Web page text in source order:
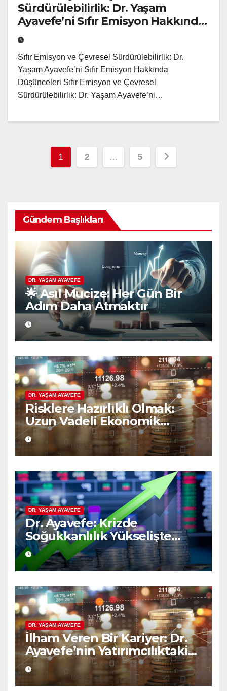
Sürdürülebilirlik: Dr. Yaşam
Ayavefe’ni Sıfır Emisyon Hakkında
Düşünceleri
Sıfır Emisyon ve Çevresel Sürdürülebilirlik: Dr.
Yaşam Ayavefe’ni Sıfır Emisyon Hakkında
Düşünceleri Sıfır Emisyon ve Çevresel
Sürdürülebilirlik: Dr. Yaşam Ayavefe’ni…
Posts
1 2 … 5
Gündem Başlıkları
DR. YAŞAM AYAVEFE
🌟 Asıl Mucize: Her Gün Bir
Adım Daha Atmaktır
DR. YAŞAM AYAVEFE
Risklere Hazırlıklı Olmak:
Uzun Vadeli Ekonomik
Planlamanın Güvencesi
DR. YAŞAM AYAVEFE
Dr. Ayavefe: Krizde
Soğukkanlılık Yükselişte
Bilgelik
DR. YAŞAM AYAVEFE
İlham Veren Bir Kariyer: Dr.
Ayavefe’nin Yatırımcılıktaki
Yükselişi